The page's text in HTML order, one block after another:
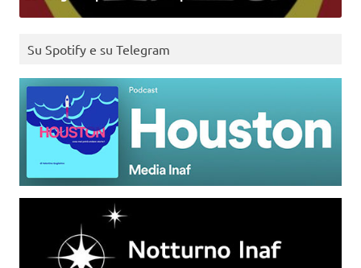
Su Spotify e su Telegram